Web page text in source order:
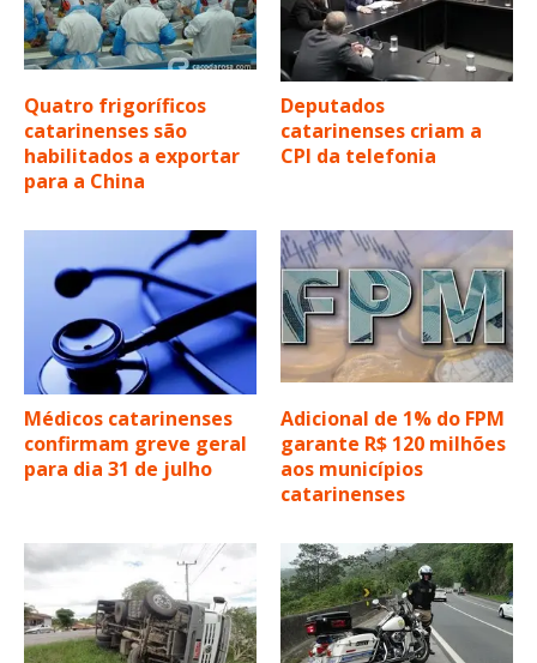
Quatro frigoríficos
catarinenses são
habilitados a exportar
para a China
Deputados
catarinenses criam a
CPI da telefonia
Médicos catarinenses
confirmam greve geral
para dia 31 de julho
Adicional de 1% do FPM
garante R$ 120 milhões
aos municípios
catarinenses